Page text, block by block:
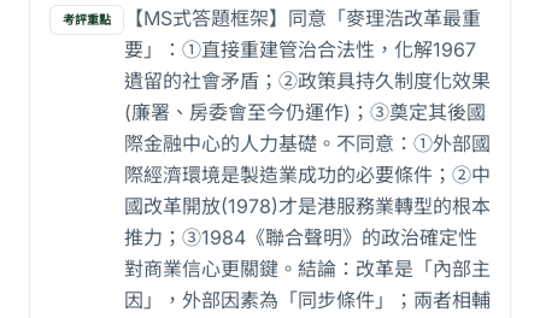
考評重點
【MS式答題框架】同意「麥理浩改革最重
要」：①直接重建管治合法性，化解1967
遺留的社會矛盾；②政策具持久制度化效果
(廉署、房委會至今仍運作)；③奠定其後國
際金融中心的人力基礎。不同意：①外部國
際經濟環境是製造業成功的必要條件；②中
國改革開放(1978)才是港服務業轉型的根本
推力；③1984《聯合聲明》的政治確定性
對商業信心更關鍵。結論：改革是「內部主
因」，外部因素為「同步條件」；兩者相輔